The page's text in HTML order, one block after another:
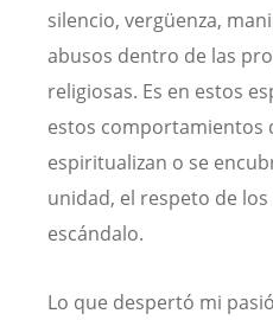
silencio, vergüenza,
abusos dentro de las
religiosas. Es en estos
estos comportamientos
espiritualizan o se
unidad, el respeto de
escándalo.
Lo que despertó mi